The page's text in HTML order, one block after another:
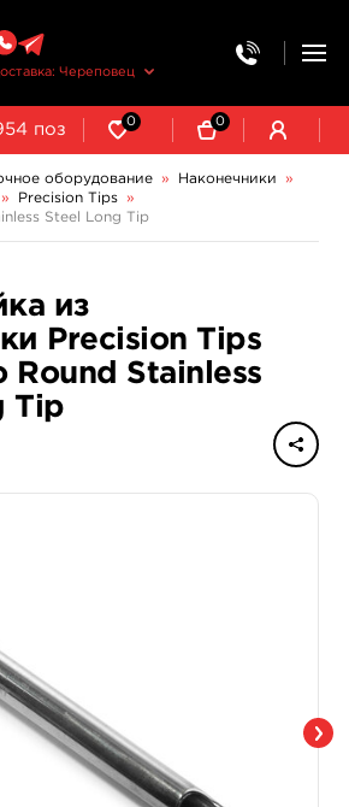
Череповец
0 0
оборудование » Наконечники
»
» Precision Tips
»
Steel Long Tip
из
Precision Tips
Round Stainless
Tip